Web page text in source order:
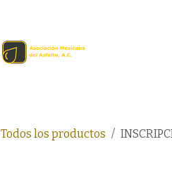
Todos los productos